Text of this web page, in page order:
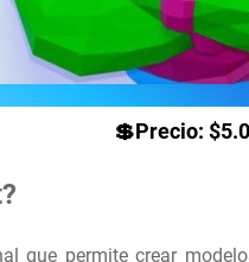
💲Precio:
que permite crear